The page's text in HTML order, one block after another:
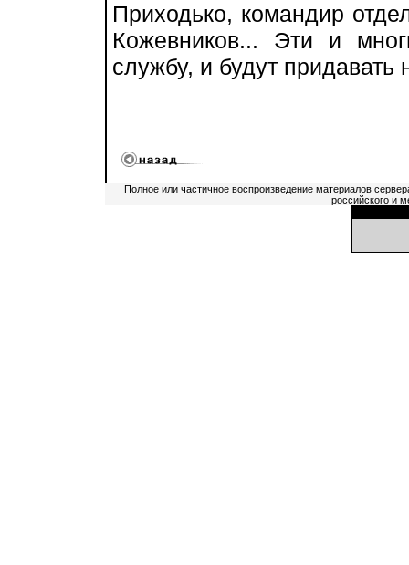
Приходько, командир
Кожевников... Эти и
службу, и будут
Полное или частичное воспроизведение материалов
российского и